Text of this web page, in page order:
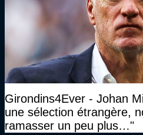
Girondins4Ever - Johan
une sélection étrangère,
ramasser un peu plus…"